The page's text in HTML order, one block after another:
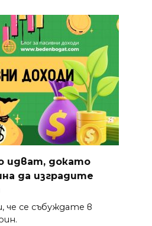
идват, докато
да изградите
че се събуждате в